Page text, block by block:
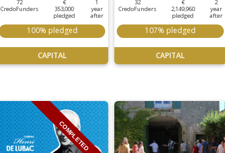
72
CredoFunders
€
353,000
pledged
1
year
after
100% pledged
CAPITAL
32
CredoFunders
€
2,149,960
pledged
2
year
after
107% pledged
CAPITAL
COMPLETED